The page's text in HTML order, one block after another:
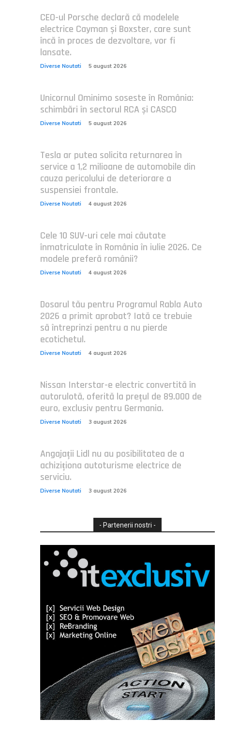
CEO-ul Porsche declară că modelele
electrice Cayman și Boxster, care sunt
încă în proces de dezvoltare, vor fi
lansate.
Diverse Noutati 5 august 2026
Unicornul Ominimo soseste în România:
schimbări în sectorul RCA și CASCO
Diverse Noutati 5 august 2026
Tesla ar putea solicita returnarea în
service a 1,2 milioane de automobile din
cauza pericolului de deteriorare a
suspensiei frontale.
Diverse Noutati 4 august 2026
Cele 10 SUV-uri cele mai căutate
înmatriculate în România în iulie 2026. Ce
modele preferă românii?
Diverse Noutati 4 august 2026
Dosarul tău pentru Programul Rabla Auto
2026 a primit aprobat? Iată ce trebuie
să întreprinzi pentru a nu pierde
ecotichetul.
Diverse Noutati 4 august 2026
Nissan Interstar-e electric convertită în
autorulotă, oferită la prețul de 89.000 de
euro, exclusiv pentru Germania.
Diverse Noutati 3 august 2026
Angajații Lidl nu au posibilitatea de a
achiziționa autoturisme electrice de
serviciu.
Diverse Noutati 3 august 2026
- Partenerii nostri -